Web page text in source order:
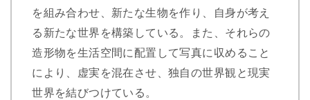
を組み合わせ、新たな生物を作り、自身が考え
る新たな世界を構築している。また、それらの
造形物を生活空間に配置して写真に収めること
により、虚実を混在させ、独自の世界観と現実
世界を結びつけている。